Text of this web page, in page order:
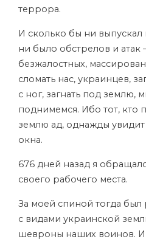
террора.
И сколько бы ни выпускал
ни было обстрелов и атак
безжалостных,
сломать нас, украинцев,
с ног, загнать под землю,
поднимемся. Ибо тот, кто
землю ад, однажды увидит
окна.
676 дней назад я
своего рабочего места.
За моей спиной тогда
с видами украинской
шевроны наших воинов.